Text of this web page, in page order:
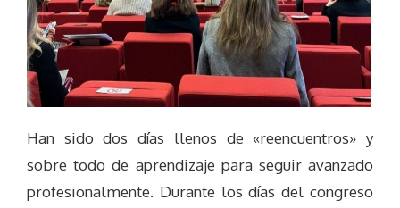
Han sido dos días llenos de «reencuentros» y
sobre todo de aprendizaje para seguir avanzado
profesionalmente. Durante los días del congreso